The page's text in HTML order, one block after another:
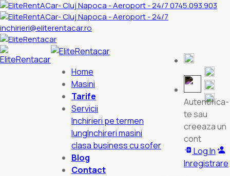
0745.093.903
inchirieri@eliterentacar.ro
Home
Masini
Tarife
Servicii
Inchirieri pe termen
lungInchireri masini
clasa business cu sofer
Blog
Contact
Autentifica-
te sau
creeaza un
cont
Log In
Inregistrare